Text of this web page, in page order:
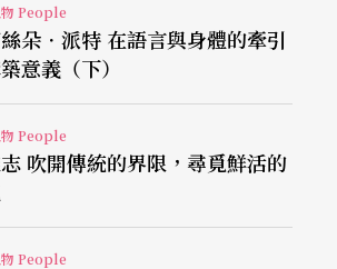
盛鑑拿下髯口，擦上妝粉，少了
線、多了曖昧不明的陰柔，儼然
身打造的全新戲路，為他招來更多
傳統戲。」然而他這麼說，「外
鑑，可能是光鮮亮麗、演技很好
物 People
特 在語言與身體的牽引
意義（下）
物 People
覓鮮活的
物 People